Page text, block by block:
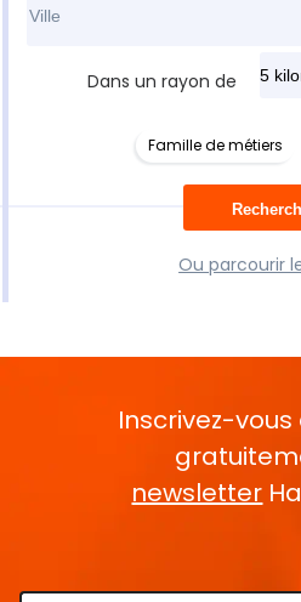
Dans un rayon de
Famille de métiers
Ou parcourir
Inscrivez-
newsletter